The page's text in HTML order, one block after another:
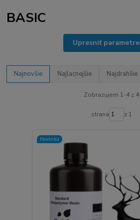
BASIC
Upresniť parametre
Najnovšie Najlacnejšie Najdrahšie
Zobrazujem 1-4 z 4
strana z 1
Novinka